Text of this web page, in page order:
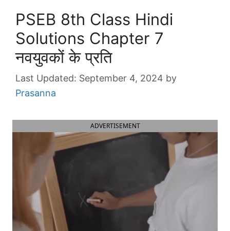
PSEB 8th Class Hindi
Solutions Chapter 7
नवयुवकों के प्रति
September 4, 2024 by
Prasanna
ADVERTISEMENT